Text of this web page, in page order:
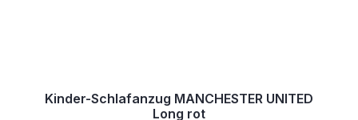
Kinder-Schlafanzug MANCHESTER UNITED
Long rot